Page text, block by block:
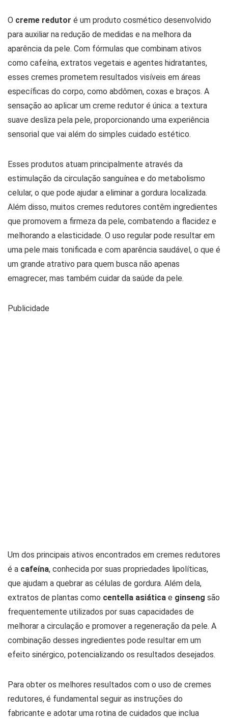
O creme redutor é um produto cosmético desenvolvido
para auxiliar na redução de medidas e na melhora da
aparência da pele. Com fórmulas que combinam ativos
como cafeína, extratos vegetais e agentes hidratantes,
esses cremes prometem resultados visíveis em áreas
específicas do corpo, como abdômen, coxas e braços. A
sensação ao aplicar um creme redutor é única: a textura
suave desliza pela pele, proporcionando uma experiência
sensorial que vai além do simples cuidado estético.
Esses produtos atuam principalmente através da
estimulação da circulação sanguínea e do metabolismo
celular, o que pode ajudar a eliminar a gordura localizada.
Além disso, muitos cremes redutores contêm ingredientes
que promovem a firmeza da pele, combatendo a flacidez e
melhorando a elasticidade. O uso regular pode resultar em
uma pele mais tonificada e com aparência saudável, o que é
um grande atrativo para quem busca não apenas
emagrecer, mas também cuidar da saúde da pele.
Publicidade
Um dos principais ativos encontrados em cremes redutores
é a cafeína, conhecida por suas propriedades lipolíticas,
que ajudam a quebrar as células de gordura. Além dela,
extratos de plantas como centella asiática e ginseng são
frequentemente utilizados por suas capacidades de
melhorar a circulação e promover a regeneração da pele. A
combinação desses ingredientes pode resultar em um
efeito sinérgico, potencializando os resultados desejados.
Para obter os melhores resultados com o uso de cremes
redutores, é fundamental seguir as instruções do
fabricante e adotar uma rotina de cuidados que inclua